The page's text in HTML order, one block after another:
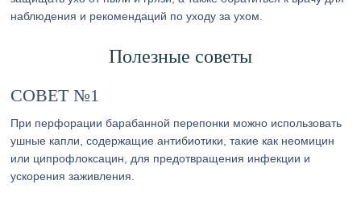
наблюдения и рекомендаций по уходу за ухом.
Полезные советы
СОВЕТ №1
При перфорации барабанной перепонки можно использовать
ушные капли, содержащие антибиотики, такие как неомицин
или ципрофлоксацин, для предотвращения инфекции и
ускорения заживления.